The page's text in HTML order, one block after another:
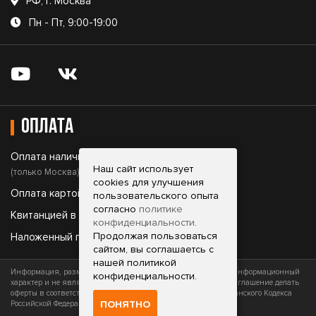
Пн - Пт, 9:00-19:00
Оплата
Оплата наличными;
(только Москва)
Оплата картой;
Квитанцией в банке;
Наложенный платеж.
Информация, размещенная на сайте, носит исключительно информационный
характер и не является офертой (публичной офертой) или приглашение делать
оферты в соответствии со статьями 435 и 437 (часть 2) Гражданского Кодекса
Российской Федерации
Наш сайт использует
cookies для улучшения
пользовательского опыта
согласно политике
конфиденциальности.
Продолжая пользоваться
сайтом, вы соглашаетсь с
нашей политикой
конфиденциальности.
ПОНЯТНО